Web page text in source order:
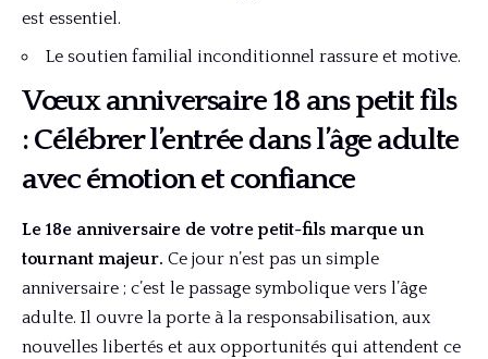
est essentiel.
Le soutien familial inconditionnel rassure et motive.
Vœux anniversaire 18 ans petit fils
: Célébrer l’entrée dans l’âge adulte
avec émotion et confiance
Le 18e anniversaire de votre petit-fils marque un
tournant majeur. Ce jour n’est pas un simple
anniversaire ; c’est le passage symbolique vers l’âge
adulte. Il ouvre la porte à la responsabilisation, aux
nouvelles libertés et aux opportunités qui attendent ce